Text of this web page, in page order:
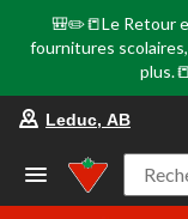
🎒✏️📒Le Retour
fournitures
Leduc, AB